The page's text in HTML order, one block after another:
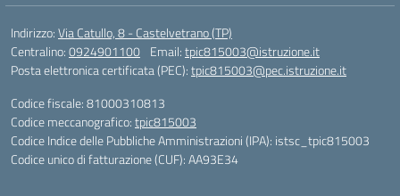
Indirizzo:Via Catullo, 8 - Castelvetrano (TP)
Centralino:0924901100 Email:tpic815003@istruzione.it
Posta elettronica certificata (PEC):tpic815003@pec.istruzione.it
Codice fiscale: 81000310813
Codice meccanografico:tpic815003
Codice Indice delle Pubbliche Amministrazioni (IPA): istsc_tpic815003
Codice unico di fatturazione (CUF): AA93E34